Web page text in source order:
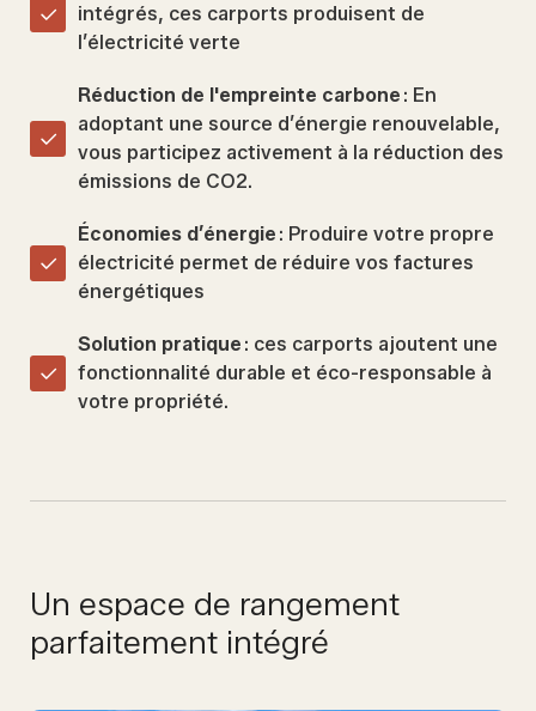
intégrés, ces carports produisent de
l’électricité verte
Réduction de l'empreinte carbone : En
adoptant une source d’énergie renouvelable,
vous participez activement à la réduction des
émissions de CO2.
Économies d’énergie : Produire votre propre
électricité permet de réduire vos factures
énergétiques
Solution pratique : ces carports ajoutent une
fonctionnalité durable et éco-responsable à
votre propriété.
Un espace de rangement
parfaitement intégré